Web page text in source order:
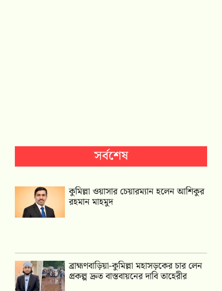
সর্বশেষ
কুমিল্লা ওয়াসার চেয়ারম্যান হলেন আশিকুর
রহমান মাহমুদ
ব্রাহ্মণবাড়িয়া-কুমিল্লা মহাসড়কের চার লেন
প্রকল্প দ্রুত বাস্তবায়নের দাবি তাহেরীর